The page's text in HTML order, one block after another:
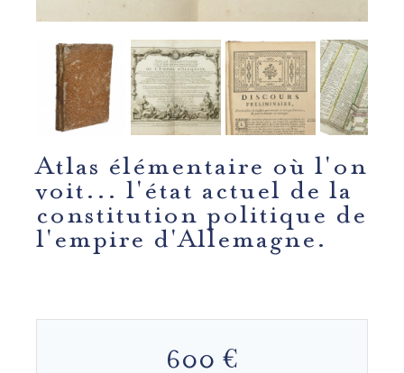
Atlas élémentaire où l'on
voit... l'état actuel de la
constitution politique de
l'empire d'Allemagne.
600 €